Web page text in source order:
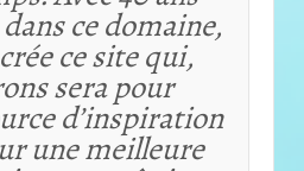
ce domaine,
ce site qui,
sera pour
d’inspiration
une meilleure